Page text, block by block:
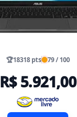
🏆18318 pts 79 / 100
R$ 5.921,00